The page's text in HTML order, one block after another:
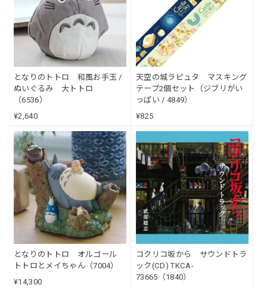
となりのトトロ 和風お手玉 /
ぬいぐるみ 大トトロ
（6536）
¥2,640
天空の城ラピュタ マスキング
テープ2個セット（ジブリがい
っぱい / 4849）
¥825
となりのトトロ オルゴール
トトロとメイちゃん（7004）
¥14,300
コクリコ坂から サウンドトラ
ック(CD) TKCA-
73665（1840）